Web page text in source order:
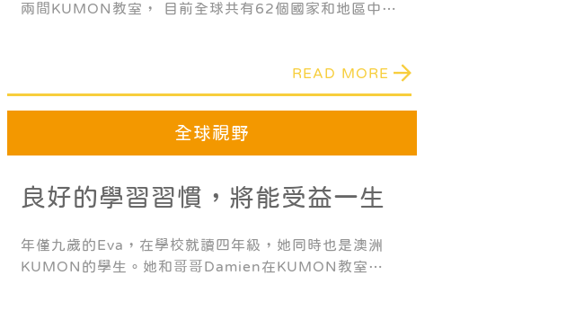
兩間KUMON教室， 目前全球共有62個國家和地區中在
READ MORE
全球視野
良好的學習習慣，將能受益一生
年僅九歲的Eva，在學校就讀四年級，她同時也是澳洲
KUMON的學生。她和哥哥Damien在KUMON教室同